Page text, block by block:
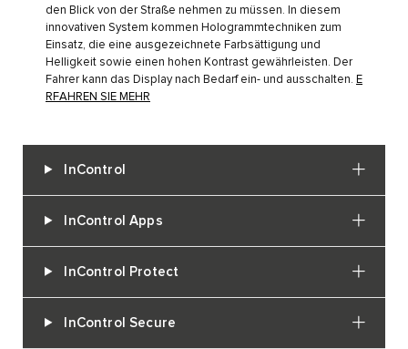
den Blick von der Straße nehmen zu müssen. In diesem
innovativen System kommen Hologrammtechniken zum
Einsatz, die eine ausgezeichnete Farbsättigung und
Helligkeit sowie einen hohen Kontrast gewährleisten. Der
Fahrer kann das Display nach Bedarf ein- und ausschalten. E
RFAHREN SIE MEHR
InControl
InControl Apps
InControl Protect
InControl Secure